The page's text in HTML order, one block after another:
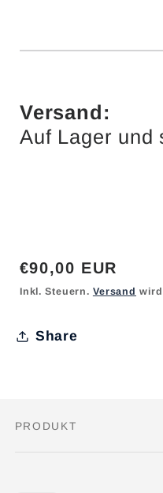
Versand:
Auf Lager und
Normaler
Preis
€90,00 EUR
Inkl. Steuern. Versand
Share
Dein
PRODUKT